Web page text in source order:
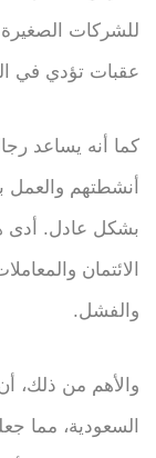
للشركات
عقبات تؤدي في
كما أنه يساعد
أنشطتهم والعمل
بشكل عادل. أدى
الائتمان
والفشل.
والأهم من ذلك،
السعودية، مما